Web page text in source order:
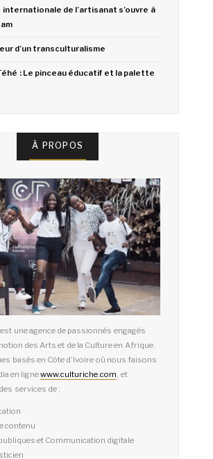
internationale de l’artisanat s’ouvre à
d’un transculturalisme
: Le pinceau éducatif et la palette
À PROPOS
est une agence de passionnés engagés
des Arts et de la Culture en Afrique.
basés en Côte d’Ivoire où nous faisons
en lignewww.culturiche.com , et
services de :
contenu
et Communication digitale